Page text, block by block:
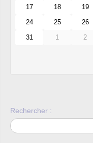
17
18 19
24
25 26
31
1 2
Rechercher :